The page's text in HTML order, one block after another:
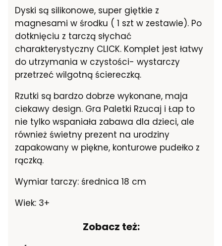
Dyski są silikonowe, super giętkie z
magnesami w środku ( 1 szt w zestawie). Po
dotknięciu z tarczą słychać
charakterystyczny CLICK. Komplet jest łatwy
do utrzymania w czystości- wystarczy
przetrzeć wilgotną ściereczką.
Rzutki są bardzo dobrze wykonane, maja
ciekawy design. Gra Paletki Rzucaj i Łap to
nie tylko wspaniała zabawa dla dzieci, ale
również świetny prezent na urodziny
zapakowany w piękne, konturowe pudełko z
rączką.
Wymiar tarczy: średnica 18 cm
Wiek: 3+
Zobacz też: